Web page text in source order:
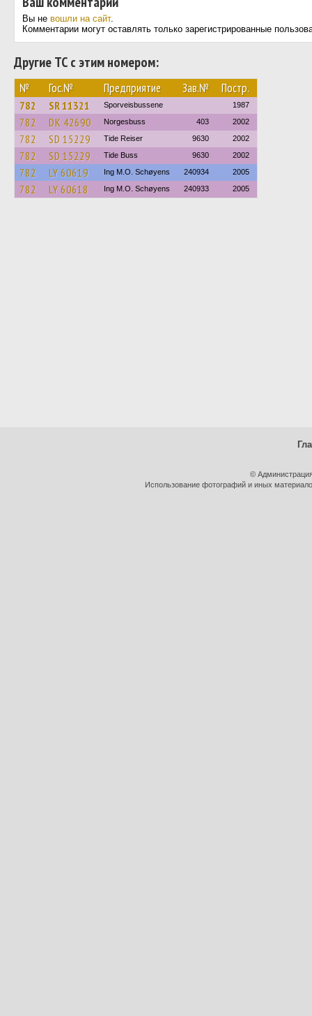
Вы не вошли на сайт.
Комментарии могут оставлять только зарегистрированные
Другие ТС с этим номером:
№ Гос.№ Предприятие Зав.№ Постр.
782 SR 11321 Sporveisbussene 1987
782 DK 42690 Norgesbuss 403 2002
782 SD 15229 Tide Reiser 9630 2002
782 SD 15229 Tide Buss 9630 2002
782 LY 60619 Ing M.O. Schøyens 240934 2005
782 LY 60618 Ing M.O. Schøyens 240933 2005
©
Использование фотографий и иных